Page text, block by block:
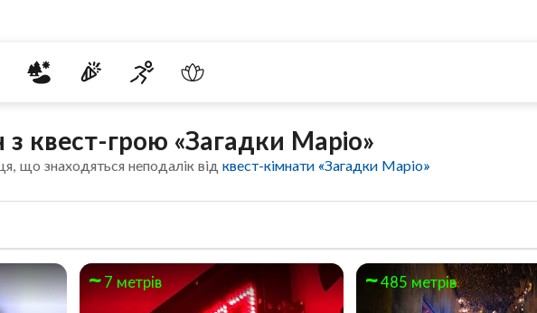
з квест-грою «Загадки Маріо»
що знаходяться неподалік відквест-кімнати «Загадки Маріо»
7 метрів 485 метрів